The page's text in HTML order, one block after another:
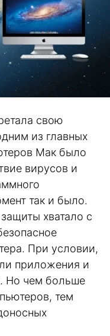
свою
из главных
Мак было
вирусов и
так и было.
хватало с
При условии,
приложения и
Но чем больше
тем